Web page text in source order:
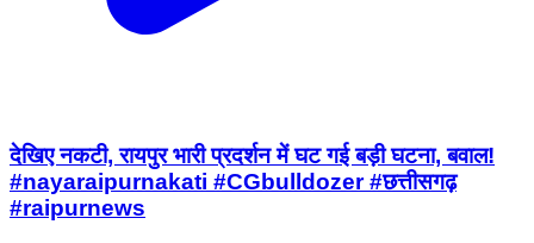
देखिए नकटी, रायपुर भारी प्रदर्शन में घट गई बड़ी घटना, बवाल!
#nayaraipurnakati #CGbulldozer #छत्तीसगढ़
#raipurnews